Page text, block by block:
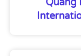
Quang